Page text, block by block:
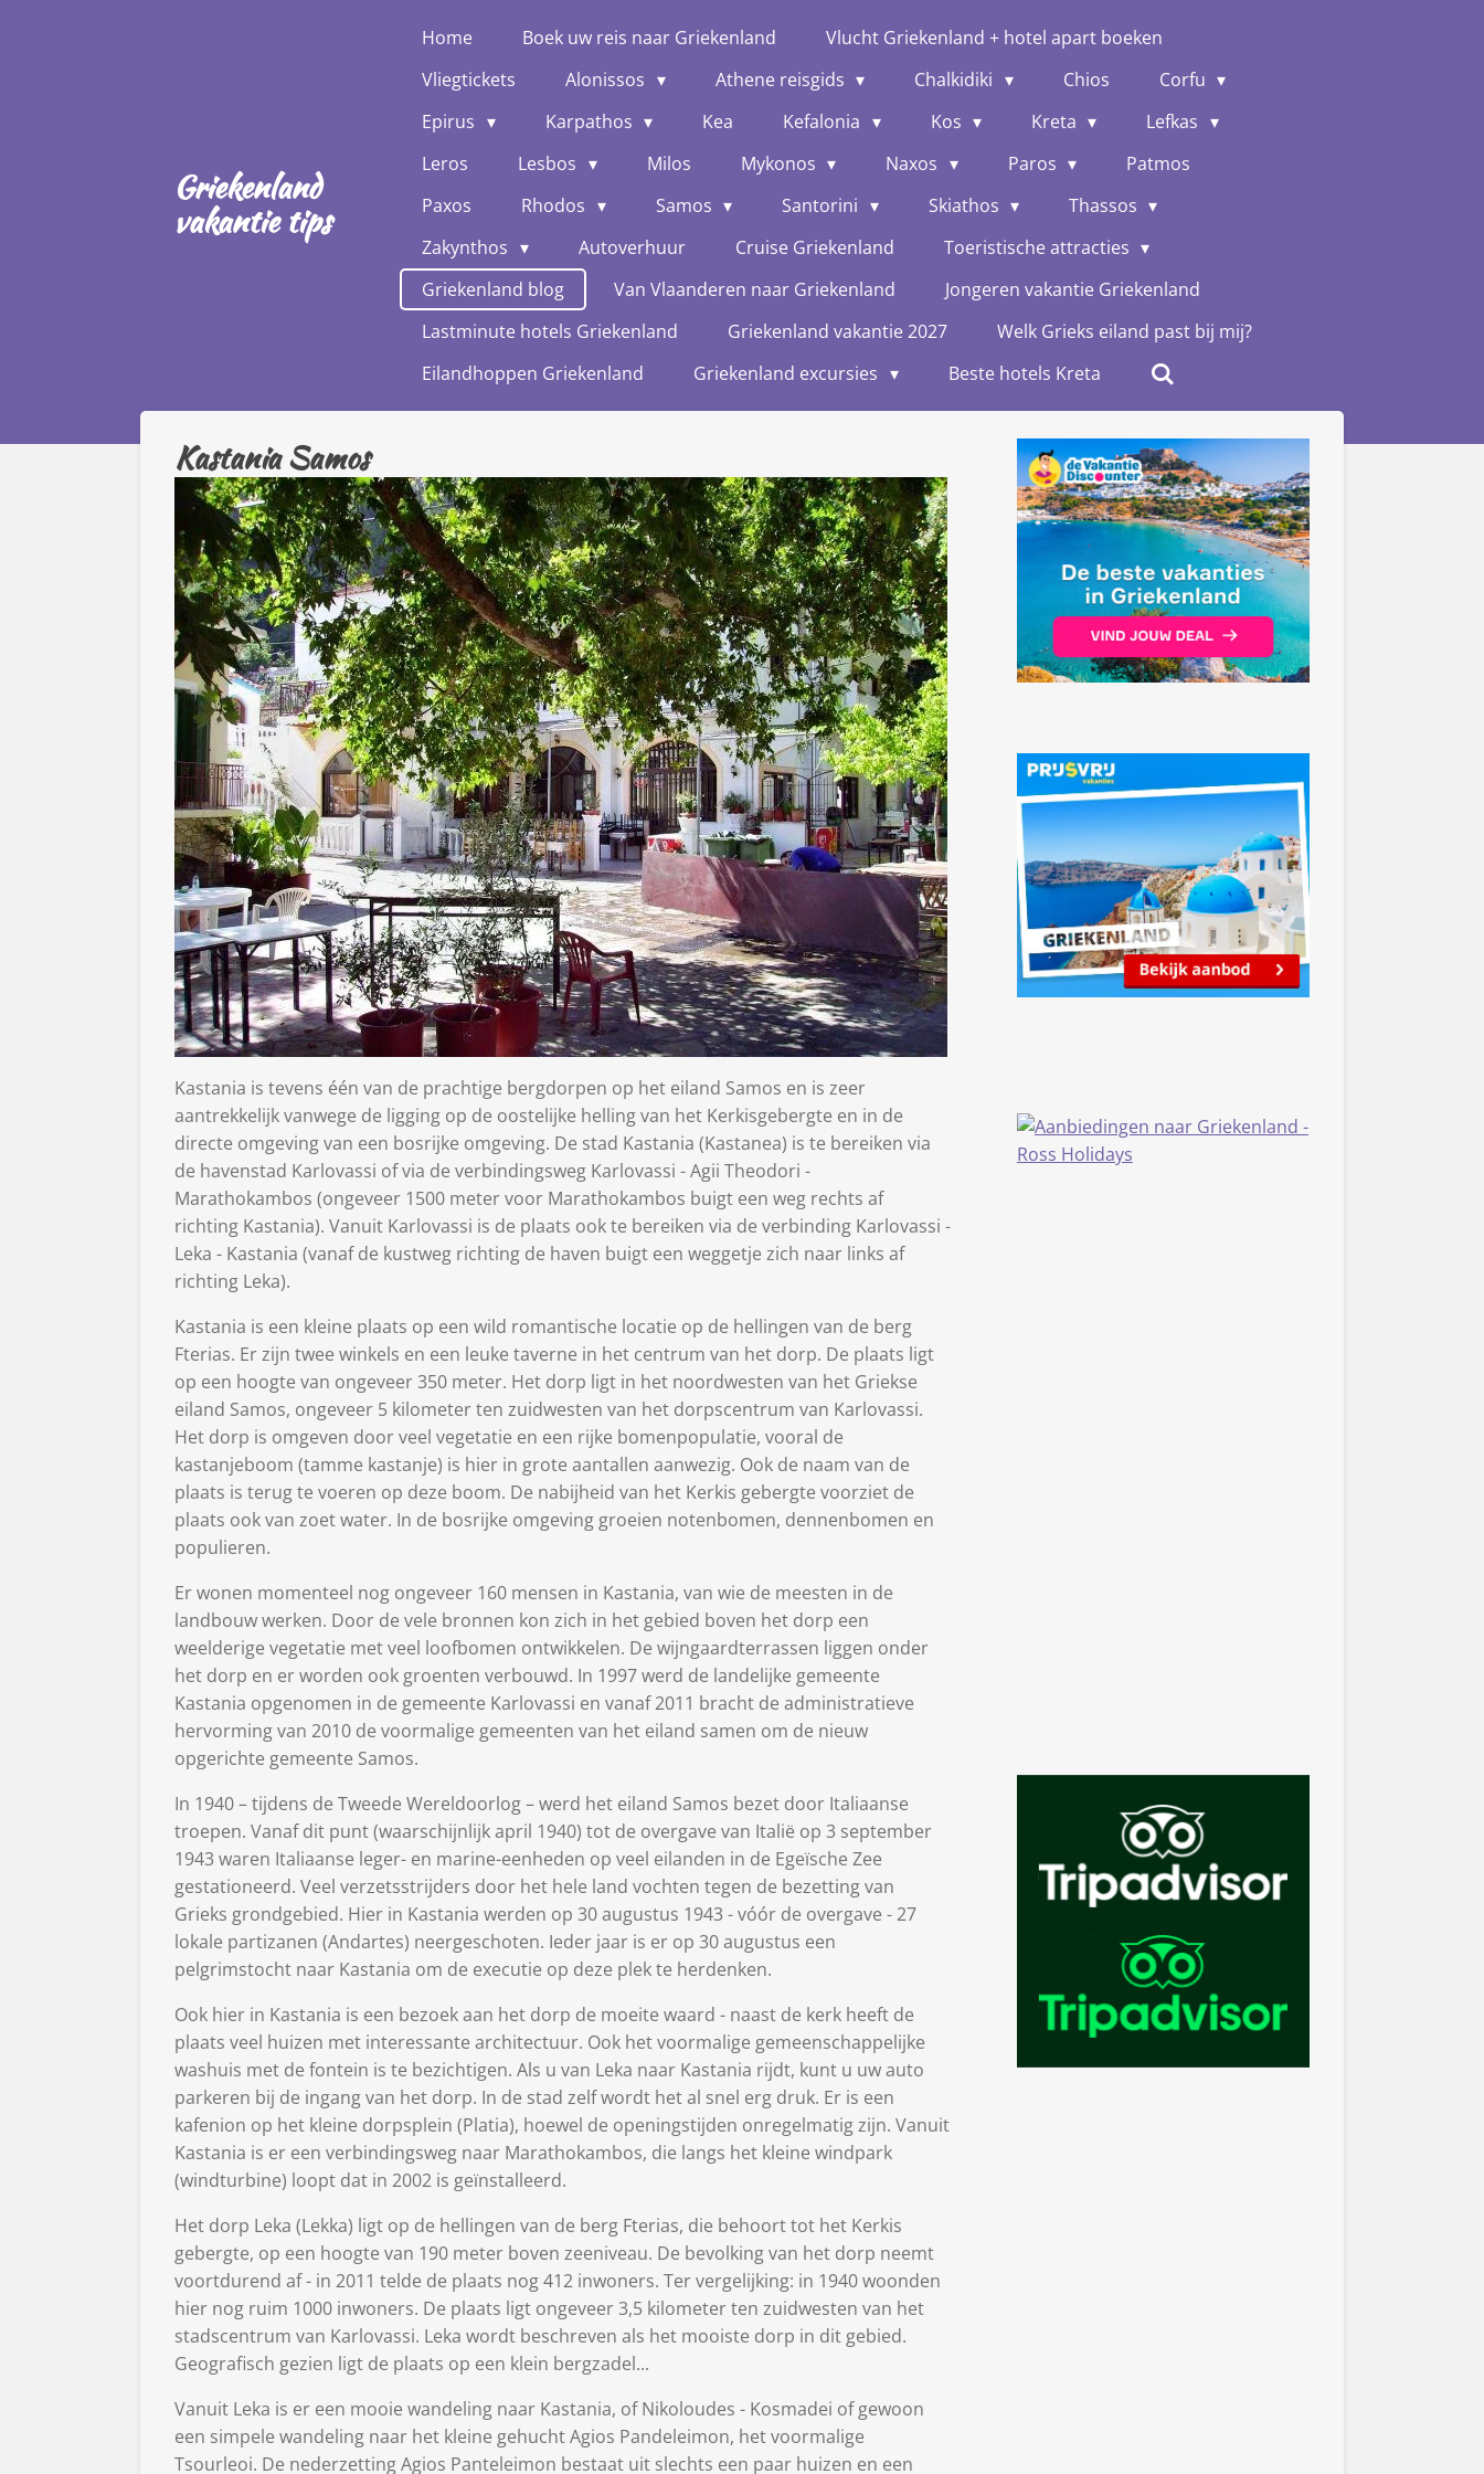
Griekenland
vakantie tips
Home Boek uw reis naar Griekenland
Vlucht Griekenland + hotel apart boeken
Vliegtickets
Alonissos Athene reisgids Chalkidiki Chios
Corfu
Epirus
Karpathos Kea Kefalonia Kos Kreta
Lefkas
Leros
Lesbos Milos Mykonos Naxos Paros
Patmos
Paxos
Rhodos Samos Santorini Skiathos
Thassos
Zakynthos
Autoverhuur Cruise Griekenland
Toeristische attracties
Griekenland blog
Van Vlaanderen naar Griekenland
Jongeren vakantie Griekenland
Lastminute hotels Griekenland
Griekenland vakantie 2027
Welk Grieks eiland past bij mij?
Eilandhoppen Griekenland
Griekenland excursies Beste hotels Kreta
Kastania Samos
Kastania is tevens één van de prachtige bergdorpen op het eiland Samos en is zeer
aantrekkelijk vanwege de ligging op de oostelijke helling van het Kerkisgebergte en in de
directe omgeving van een bosrijke omgeving. De stad Kastania (Kastanea) is te bereiken via
de havenstad Karlovassi of via de verbindingsweg Karlovassi - Agii Theodori -
Marathokambos (ongeveer 1500 meter voor Marathokambos buigt een weg rechts af
richting Kastania). Vanuit Karlovassi is de plaats ook te bereiken via de verbinding Karlovassi -
Leka - Kastania (vanaf de kustweg richting de haven buigt een weggetje zich naar links af
richting Leka).
Kastania is een kleine plaats op een wild romantische locatie op de hellingen van de berg
Fterias. Er zijn twee winkels en een leuke taverne in het centrum van het dorp. De plaats ligt
op een hoogte van ongeveer 350 meter. Het dorp ligt in het noordwesten van het Griekse
eiland Samos, ongeveer 5 kilometer ten zuidwesten van het dorpscentrum van Karlovassi.
Het dorp is omgeven door veel vegetatie en een rijke bomenpopulatie, vooral de
kastanjeboom (tamme kastanje) is hier in grote aantallen aanwezig. Ook de naam van de
plaats is terug te voeren op deze boom. De nabijheid van het Kerkis gebergte voorziet de
plaats ook van zoet water. In de bosrijke omgeving groeien notenbomen, dennenbomen en
populieren.
Er wonen momenteel nog ongeveer 160 mensen in Kastania, van wie de meesten in de
landbouw werken. Door de vele bronnen kon zich in het gebied boven het dorp een
weelderige vegetatie met veel loofbomen ontwikkelen. De wijngaardterrassen liggen onder
het dorp en er worden ook groenten verbouwd. In 1997 werd de landelijke gemeente
Kastania opgenomen in de gemeente Karlovassi en vanaf 2011 bracht de administratieve
hervorming van 2010 de voormalige gemeenten van het eiland samen om de nieuw
opgerichte gemeente Samos.
In 1940 – tijdens de Tweede Wereldoorlog – werd het eiland Samos bezet door Italiaanse
troepen. Vanaf dit punt (waarschijnlijk april 1940) tot de overgave van Italië op 3 september
1943 waren Italiaanse leger- en marine-eenheden op veel eilanden in de Egeïsche Zee
gestationeerd. Veel verzetsstrijders door het hele land vochten tegen de bezetting van
Grieks grondgebied. Hier in Kastania werden op 30 augustus 1943 - vóór de overgave - 27
lokale partizanen (Andartes) neergeschoten. Ieder jaar is er op 30 augustus een
pelgrimstocht naar Kastania om de executie op deze plek te herdenken.
Ook hier in Kastania is een bezoek aan het dorp de moeite waard - naast de kerk heeft de
plaats veel huizen met interessante architectuur. Ook het voormalige gemeenschappelijke
washuis met de fontein is te bezichtigen. Als u van Leka naar Kastania rijdt, kunt u uw auto
parkeren bij de ingang van het dorp. In de stad zelf wordt het al snel erg druk. Er is een
kafenion op het kleine dorpsplein (Platia), hoewel de openingstijden onregelmatig zijn. Vanuit
Kastania is er een verbindingsweg naar Marathokambos, die langs het kleine windpark
(windturbine) loopt dat in 2002 is geïnstalleerd.
Het dorp Leka (Lekka) ligt op de hellingen van de berg Fterias, die behoort tot het Kerkis
gebergte, op een hoogte van 190 meter boven zeeniveau. De bevolking van het dorp neemt
voortdurend af - in 2011 telde de plaats nog 412 inwoners. Ter vergelijking: in 1940 woonden
hier nog ruim 1000 inwoners. De plaats ligt ongeveer 3,5 kilometer ten zuidwesten van het
stadscentrum van Karlovassi. Leka wordt beschreven als het mooiste dorp in dit gebied.
Geografisch gezien ligt de plaats op een klein bergzadel...
Vanuit Leka is er een mooie wandeling naar Kastania, of Nikoloudes - Kosmadei of gewoon
een simpele wandeling naar het kleine gehucht Agios Pandeleimon, het voormalige
Tsourleoi. De nederzetting Agios Panteleimon bestaat uit slechts een paar huizen en een